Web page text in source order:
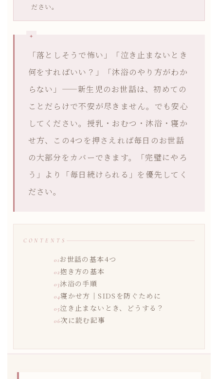
ださい。
「落としそうで怖い」「泣き止まないとき
何をすればいい？」「沐浴のやり方がわか
らない」——新生児のお世話は、初めての
ことだらけで不安が尽きません。でも安心
してください。授乳・おむつ・沐浴・寝か
せ方、この4つを押さえれば毎日のお世話
の大部分をカバーできます。「完璧にやろ
う」より「毎日続けられる」を優先してく
ださい。
CONTENTS
お世話の基本4つ
抱き方の基本
沐浴の手順
寝かせ方｜SIDSを防ぐために
泣き止まないとき、どうする？
次に読む記事